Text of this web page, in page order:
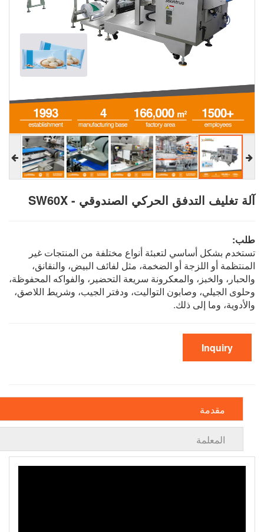
آلة تغليف التدفق الحركي الصندوقي - SW60X
طلب:
تستخدم بشكل أساسي لتعبئة أنواع مختلفة من المنتجات غير
المنتظمة أو اللزجة أو الضخمة، مثل لفائف البيض، والنقانق،
والحبار، والخبز، والمعكرونة سريعة التحضير، والفواكه المحفوظة،
وحلوى الجيلي، وصابون التواليت، ودفتر الجيب، وشريط اللاصق،
والأدوية، وما إلى ذلك.
Inquiry
مقدمة
المعلمة